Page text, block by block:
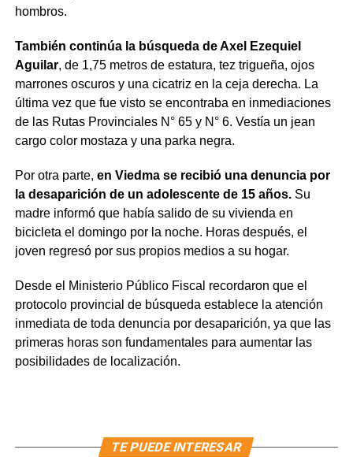
hombros.
También continúa la búsqueda de Axel Ezequiel
Aguilar, de 1,75 metros de estatura, tez trigueña, ojos
marrones oscuros y una cicatriz en la ceja derecha. La
última vez que fue visto se encontraba en inmediaciones
de las Rutas Provinciales N° 65 y N° 6. Vestía un jean
cargo color mostaza y una parka negra.
Por otra parte, en Viedma se recibió una denuncia por
la desaparición de un adolescente de 15 años. Su
madre informó que había salido de su vivienda en
bicicleta el domingo por la noche. Horas después, el
joven regresó por sus propios medios a su hogar.
Desde el Ministerio Público Fiscal recordaron que el
protocolo provincial de búsqueda establece la atención
inmediata de toda denuncia por desaparición, ya que las
primeras horas son fundamentales para aumentar las
posibilidades de localización.
TE PUEDE INTERESAR